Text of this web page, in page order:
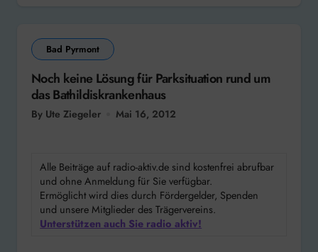
Bad Pyrmont
Noch keine Lösung für Parksituation rund um
das Bathildiskrankenhaus
By Ute Ziegeler Mai 16, 2012
Alle Beiträge auf radio-aktiv.de sind kostenfrei abrufbar
und ohne Anmeldung für Sie verfügbar.
Ermöglicht wird dies durch Fördergelder, Spenden
und unsere Mitglieder des Trägervereins.
Unterstützen auch Sie radio aktiv!